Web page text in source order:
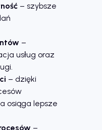
– szybsze
–
usług oraz
– dzięki
osiąga lepsze
–